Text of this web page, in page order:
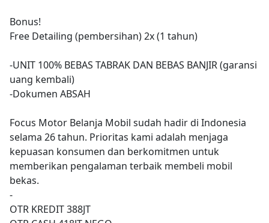
Bonus!
Free Detailing (pembersihan) 2x (1 tahun)
-UNIT 100% BEBAS TABRAK DAN BEBAS BANJIR (garansi
uang kembali)
-Dokumen ABSAH
Focus Motor Belanja Mobil sudah hadir di Indonesia
selama 26 tahun. Prioritas kami adalah menjaga
kepuasan konsumen dan berkomitmen untuk
memberikan pengalaman terbaik membeli mobil
bekas.
-
OTR KREDIT 388JT